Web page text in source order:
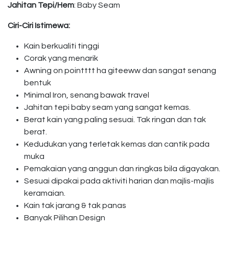
Jahitan Tepi/Hem: Baby Seam
Ciri-Ciri Istimewa:
Kain berkualiti tinggi
Corak yang menarik
Awning on pointttt ha giteeww dan sangat senang
bentuk
Minimal Iron, senang bawak travel
Jahitan tepi baby seam yang sangat kemas.
Berat kain yang paling sesuai. Tak ringan dan tak
berat.
Kedudukan yang terletak kemas dan cantik pada
muka
Pemakaian yang anggun dan ringkas bila digayakan.
Sesuai dipakai pada aktiviti harian dan majlis-majlis
keramaian.
Kain tak jarang & tak panas
Banyak Pilihan Design